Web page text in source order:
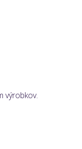
výrobkov.